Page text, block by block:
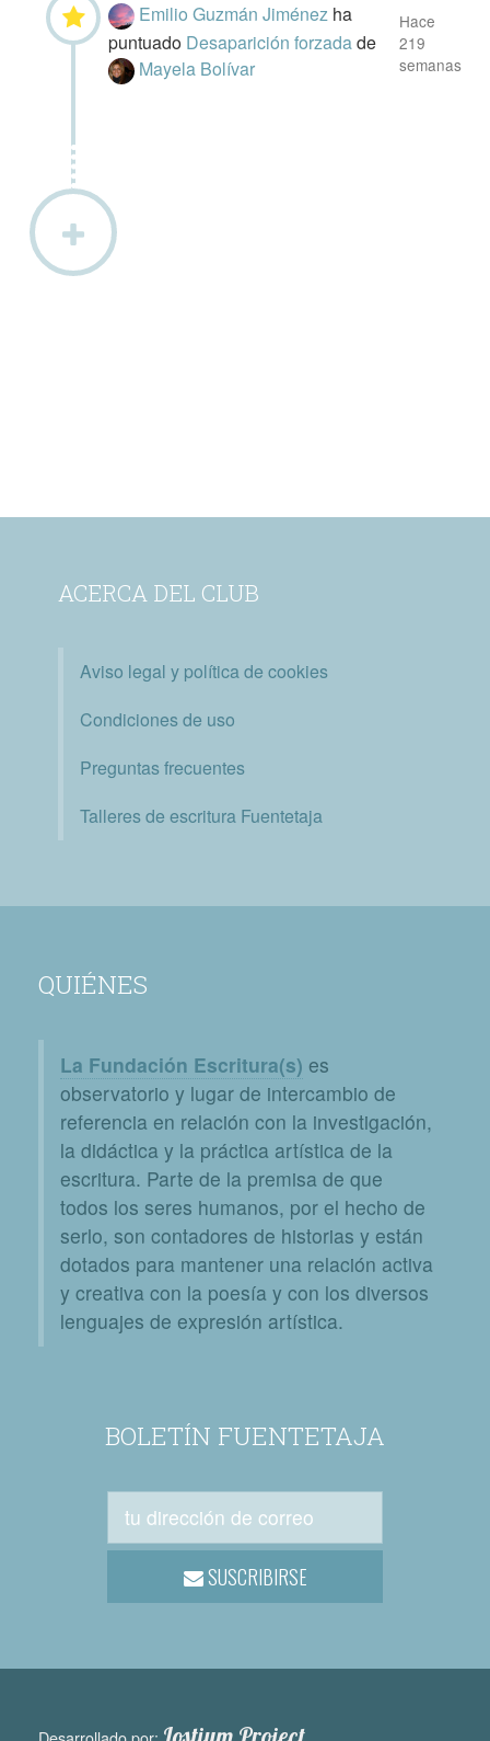
Emilio Guzmán Jiménez ha
puntuado Desaparición forzadade
Mayela Bolívar
Hace
219
semanas
ACERCA DEL CLUB
Aviso legal y política de cookies
Condiciones de uso
Preguntas frecuentes
Talleres de escritura Fuentetaja
QUIÉNES
La Fundación Escritura(s) es
observatorio y lugar de intercambio de
referencia en relación con la investigación,
la didáctica y la práctica artística de la
escritura. Parte de la premisa de que
todos los seres humanos, por el hecho de
serlo, son contadores de historias y están
dotados para mantener una relación activa
y creativa con la poesía y con los diversos
lenguajes de expresión artística.
BOLETÍN FUENTETAJA
SUSCRIBIRSE
Lostium Project